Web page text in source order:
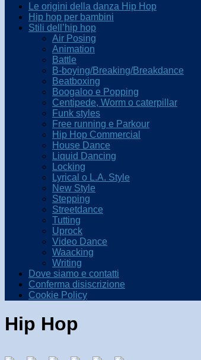
Le origini della danza Hip Hop
Hip hop per bambini
Stili dell’hip hop
Air Posing
Animation
Battle
B-boying/Breaking/Breakdance
Beatboxing
Boogaloo e Popping
Centipede, Worm o caterpillar
Funk styles
Free running e Parkour
Hip Hop Commercial
House Dance
Liquid Dancing
Locking
Lyrical o L.A. Style
New Style
Stepping
Streetdance
Tutting
Uprock
Video Dance
Waacking
Writing
Dove siamo e contatti
Conferma disiscrizione
Cookie Policy
Hip Hop